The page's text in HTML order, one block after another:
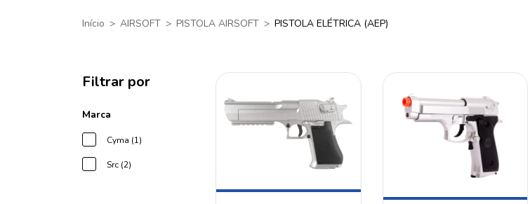
Início > AIRSOFT > PISTOLA AIRSOFT > PISTOLA ELÉTRICA (AEP)
Filtrar por
Marca
Cyma (1)
Src (2)